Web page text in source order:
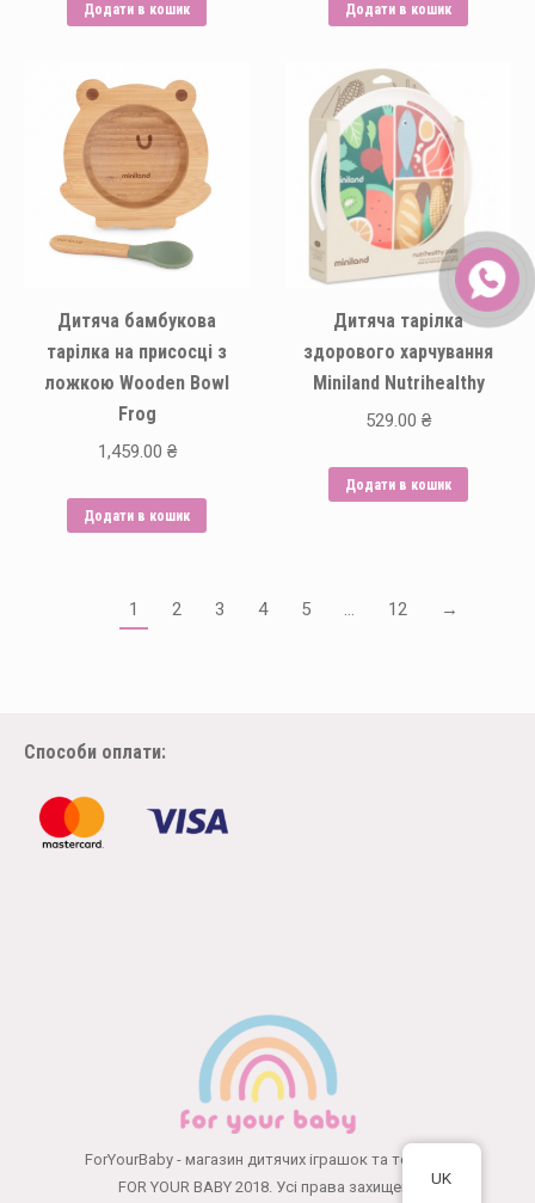
Додати в кошик Додати в кошик
Дитяча бамбукова
тарілка на присосці з
ложкою Wooden Bowl
Frog
1,459.00 ₴
Додати в кошик
Дитяча тарілка
здорового харчування
Miniland Nutrihealthy
529.00 ₴
Додати в кошик
1 2 3 4 5 … 12 →
Способи оплати:
ForYourBaby - магазин дитячих іграшок та товарів
FOR YOUR BABY 2018. Усі права захищені.
UK